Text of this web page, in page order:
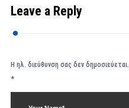
Leave a Reply
Η ηλ. διεύθυνση σας δεν δημοσιεύεται.
*